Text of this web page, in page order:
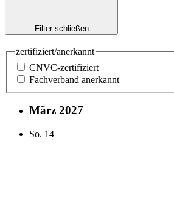
Filter schließen
zertifiziert/anerkannt
CNVC-zertifiziert
Fachverband anerkannt
März 2027
So. 14